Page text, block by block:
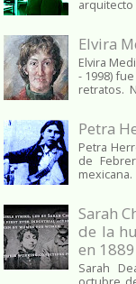
arquitecto
Elvira
Elvira
- 1998)
retratos.
Petra
Petra
de
mexicana.
Sarah
de la
en 1889
Sarah